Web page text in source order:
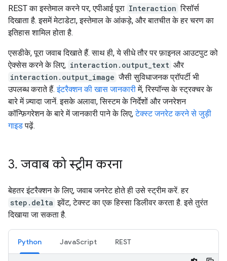
REST का इस्तेमाल करने पर, एपीआई पूरा Interaction रिसॉर्स
दिखाता है. इसमें मेटाडेटा, इस्तेमाल के आंकड़े, और बातचीत के हर चरण का
इतिहास शामिल होता है.
एसडीके, पूरा जवाब दिखाते हैं. साथ ही, ये सीधे तौर पर फ़ाइनल आउटपुट को
ऐक्सेस करने के लिए, interaction.output_text और
interaction.output_image जैसी सुविधाजनक प्रॉपर्टी भी
उपलब्ध कराते हैं.इंटरैक्शन की खास जानकारीमें, रिस्पॉन्स के स्ट्रक्चर के
बारे में ज़्यादा जानें. इसके अलावा, सिस्टम के निर्देशों और जनरेशन
कॉन्फ़िगरेशन के बारे में जानकारी पाने के लिए,टेक्स्ट जनरेट करने से जुड़ी
गाइडपढ़ें.
3. जवाब को स्ट्रीम करना
बेहतर इंटरैक्शन के लिए, जवाब जनरेट होते ही उसे स्ट्रीम करें. हर
step.delta इवेंट, टेक्स्ट का एक हिस्सा डिलीवर करता है. इसे तुरंत
दिखाया जा सकता है.
Python JavaScript REST